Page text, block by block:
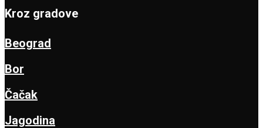
Kroz gradove
Beograd
Bor
Čačak
Jagodina